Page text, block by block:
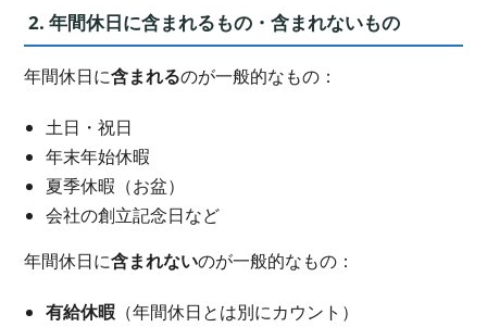
2. 年間休日に含まれるもの・含まれないもの
年間休日に含まれるのが一般的なもの：
土日・祝日
年末年始休暇
夏季休暇（お盆）
会社の創立記念日など
年間休日に含まれないのが一般的なもの：
有給休暇 （年間休日とは別にカウント）